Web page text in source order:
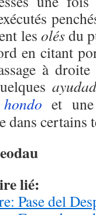
les olésdu
en citant
à
et
dans certains
lié:
Pase del